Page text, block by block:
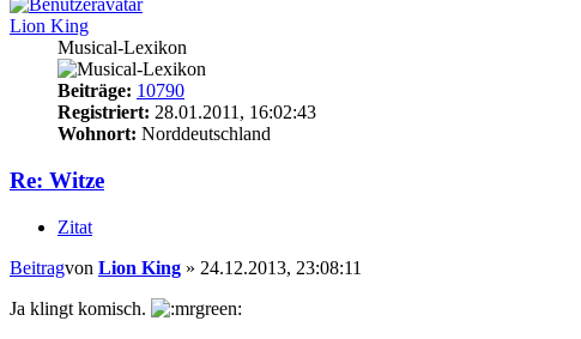
Lion King
Musical-Lexikon
Beiträge: 10790
Registriert: 28.01.2011, 16:02:43
Wohnort: Norddeutschland
Re: Witze
Zitat
Beitragvon Lion King » 24.12.2013, 23:08:11
Ja klingt komisch.